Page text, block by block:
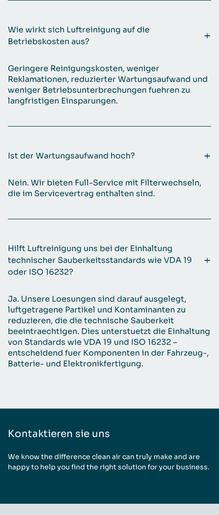
Wie wirkt sich Luftreinigung auf die
Betriebskosten aus?
Geringere Reinigungskosten, weniger
Reklamationen, reduzierter Wartungsaufwand und
weniger Betriebsunterbrechungen fuehren zu
langfristigen Einsparungen.
Ist der Wartungsaufwand hoch?
Nein. Wir bieten Full-Service mit Filterwechseln,
die im Servicevertrag enthalten sind.
Hilft Luftreinigung uns bei der Einhaltung
technischer Sauberkeitsstandards wie VDA 19
oder ISO 16232?
Ja. Unsere Loesungen sind darauf ausgelegt,
luftgetragene Partikel und Kontaminanten zu
reduzieren, die die technische Sauberkeit
beeintraechtigen. Dies unterstuetzt die Einhaltung
von Standards wie VDA 19 und ISO 16232 –
entscheidend fuer Komponenten in der Fahrzeug-,
Batterie- und Elektronikfertigung.
Kontaktieren sie uns
We know the difference clean air can truly make and are
happy to help you find the right solution for your business.